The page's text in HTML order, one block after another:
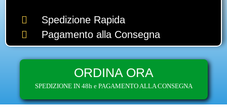
Spedizione Rapida
Pagamento alla Consegna
ORDINA ORA
SPEDIZIONE IN 48h e PAGAMENTO ALLA CONSEGNA